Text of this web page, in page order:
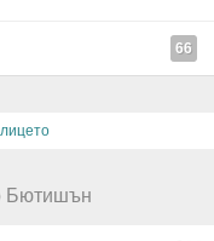
66
Бютишън